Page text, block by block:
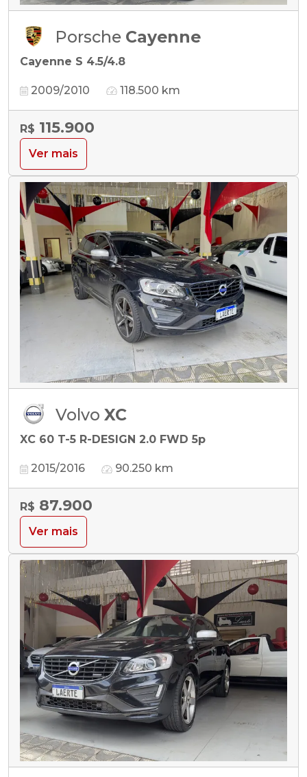
Porsche Cayenne
Cayenne S 4.5/4.8
2009/2010 118.500 km
R$ 115.900
Ver mais
Volvo XC
XC 60 T-5 R-DESIGN 2.0 FWD 5p
2015/2016 90.250 km
R$ 87.900
Ver mais